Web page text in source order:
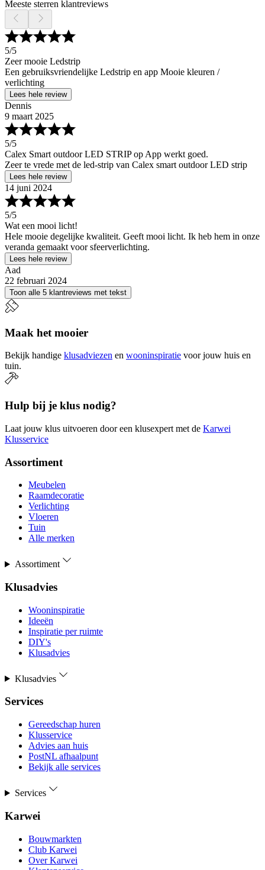
Meeste sterren klantreviews
5/5
Zeer mooie Ledstrip
Een gebruiksvriendelijke Ledstrip en app Mooie kleuren /
verlichting
Lees hele review
Dennis
9 maart 2025
5/5
Calex Smart outdoor LED STRIP op App werkt goed.
Zeer te vrede met de led-strip van Calex smart outdoor LED strip
Lees hele review
14 juni 2024
5/5
Wat een mooi licht!
Hele mooie degelijke kwaliteit. Geeft mooi licht. Ik heb hem in onze
veranda gemaakt voor sfeerverlichting.
Lees hele review
Aad
22 februari 2024
Toon alle 5 klantreviews met tekst
Maak het mooier
Bekijk handige klusadviezen en wooninspiratie voor jouw huis en
tuin.
Hulp bij je klus nodig?
Laat jouw klus uitvoeren door een klusexpert met de Karwei
Klusservice
Assortiment
Meubelen
Raamdecoratie
Verlichting
Vloeren
Tuin
Alle merken
Assortiment
Klusadvies
Wooninspiratie
Ideeën
Inspiratie per ruimte
DIY's
Klusadvies
Klusadvies
Services
Gereedschap huren
Klusservice
Advies aan huis
PostNL afhaalpunt
Bekijk alle services
Services
Karwei
Bouwmarkten
Club Karwei
Over Karwei